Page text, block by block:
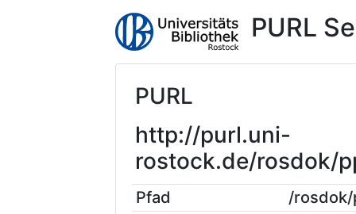
PURL
PURL
http://purl.uni-
rostock.de/rosdok/
Pfad
/